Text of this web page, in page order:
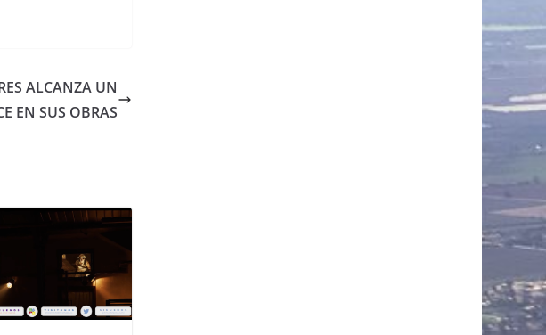
ALCANZA UN
EN SUS OBRAS